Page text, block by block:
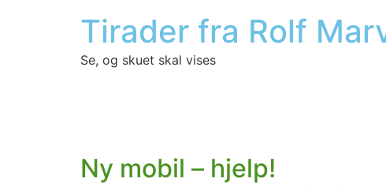
Tirader fra Rolf
Se, og skuet skal vises
Ny mobil – hjelp!